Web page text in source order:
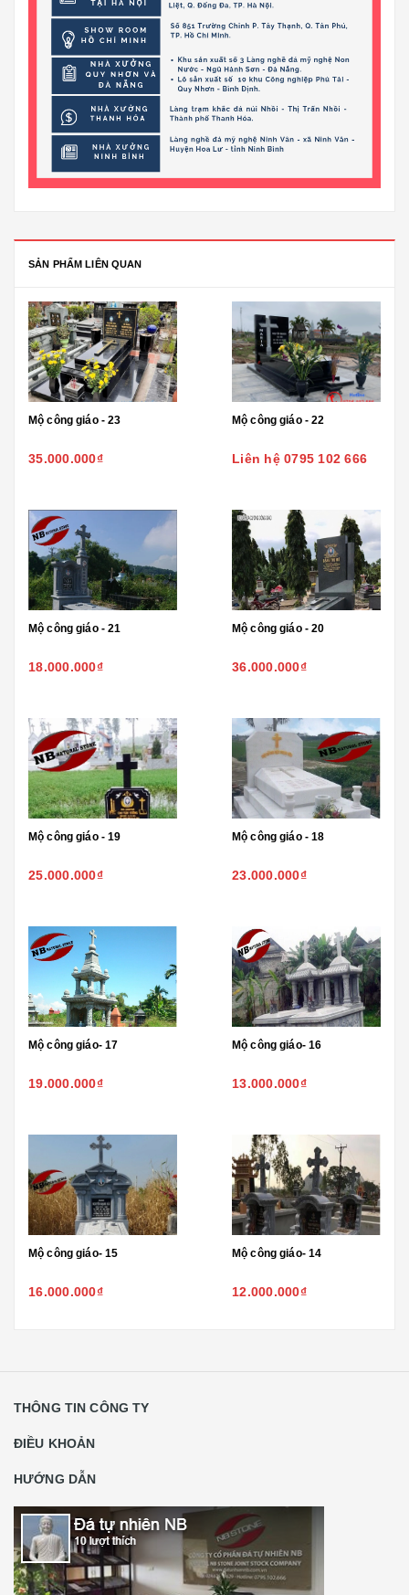
SẢN PHẨM LIÊN QUAN
Mộ công giáo - 23
35.000.000₫
Mộ công giáo - 22
Liên hệ 0795 102 666
Mộ công giáo - 21
18.000.000₫
Mộ công giáo - 20
36.000.000₫
Mộ công giáo - 19
25.000.000₫
Mộ công giáo - 18
23.000.000₫
Mộ công giáo- 17
19.000.000₫
Mộ công giáo- 16
13.000.000₫
Mộ công giáo- 15
16.000.000₫
Mộ công giáo- 14
12.000.000₫
THÔNG TIN CÔNG TY
ĐIỀU KHOẢN
HƯỚNG DẪN